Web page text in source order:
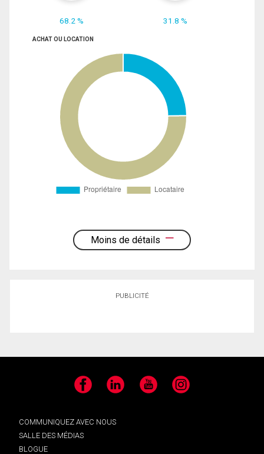
68.2 % 31.8 %
ACHAT OU LOCATION
Moins de détails
PUBLICITÉ
Facebook LinkedIn YouTube Instagram
COMMUNIQUEZ AVEC NOUS
SALLE DES MÉDIAS
BLOGUE